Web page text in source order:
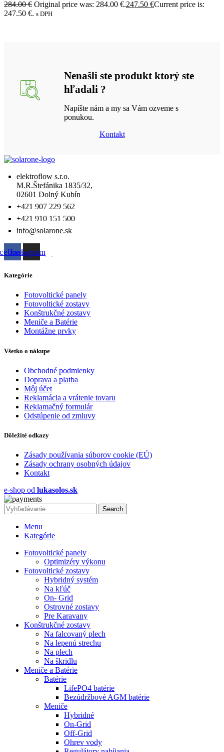
284.00€ Original price was: 284.00 €.247.50 €Current price is:
247.50 €. s DPH
Nenašli ste produkt ktorý ste
hľadali ?
Napíšte nám a my sa Vám ozveme s
ponukou.
Kontakt
elektroflow s.r.o.
M.R.Štefánika 1835/32,
02601 Dolný Kubín
+421 907 229 562
+421 910 151 500
info@solarone.sk
Instagram
Kategórie
Fotovoltické panely
Fotovoltické zostavy
Konštrukčné zostavy
Meniče a Batérie
Montážne prvky
Všetko o nákupe
Obchodné podmienky
Doprava a platba
Môj účet
Reklamácia a vrátenie tovaru
Reklamačný formulár
Odstúpenie od zmluvy
Dôležité odkazy
Zásady používania súborov cookie (EÚ)
Zásady ochrany osobných údajov
Kontakt
e-shop od lukasolos.sk
Search
Menu
Kategórie
Fotovoltické panely
Optimizéry výkonu
Fotovoltické zostavy
Hybridný systém
Na kľúč
On- Grid
Ostrovné zostavy
Pre Karavany
Konštrukčné zostavy
Na falcovaný plech
Na lepenú strechu
Na plech
Na škridlu
Meniče a Batérie
Batérie
LifePO4 batérie
Bezúdržbové AGM batérie
Meniče
Hybridné
On-Grid
Off-Grid
Ohrev vody